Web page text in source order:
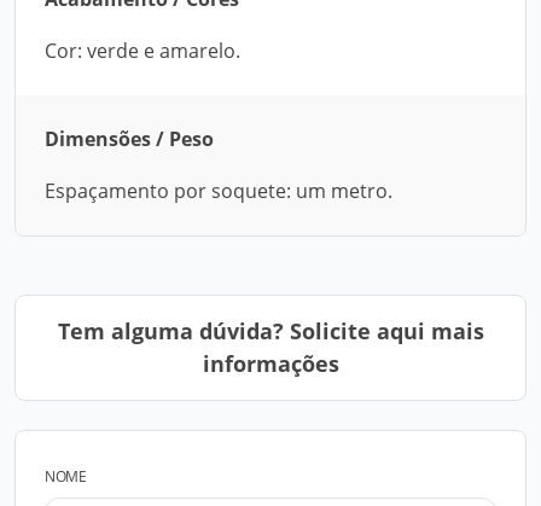
Cor: verde e amarelo.
Dimensões / Peso
Espaçamento por soquete: um metro.
Tem alguma dúvida? Solicite aqui mais
informações
NOME